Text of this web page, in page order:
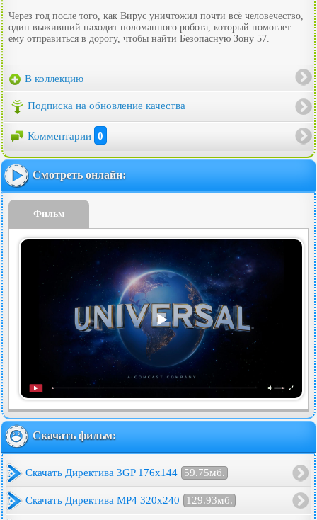
Через год после того, как Вирус уничтожил почти всё человечество,
один выживший находит поломанного робота, который помогает
ему отправиться в дорогу, чтобы найти Безопасную Зону 57.
В коллекцию
Подписка на обновление качества
Комментарии 0
Смотреть онлайн:
Фильм
Скачать фильм:
Скачать Директива 3GP 176x144 59.75мб.
Скачать Директива MP4 320x240 129.93мб.